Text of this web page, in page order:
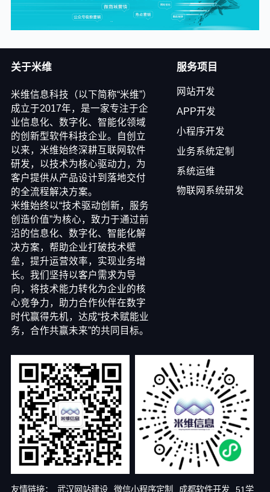
关于米维
米维信息科技（以下简称“米维”）
成立于2017年，是一家专注于企
业信息化、数字化、智能化领域
的创新型软件科技企业。自创立
以来，米维始终深耕互联网软件
研发，以技术为核心驱动力，为
客户提供从产品设计到落地交付
的全流程解决方案。
米维始终以“技术驱动创新，服务
创造价值”为核心，致力于通过前
沿的信息化、数字化、智能化解
决方案，帮助企业打破技术壁
垒，提升运营效率，实现业务增
长。我们坚持以客户需求为导
向，将技术能力转化为企业的核
心竞争力，助力合作伙伴在数字
时代赢得先机，达成“技术赋能业
务，合作共赢未来”的共同目标。
服务项目
网站开发
APP开发
小程序开发
业务系统定制
系统运维
物联网系统研发
友情链接： 武汉网站建设 微信小程序定制 成都软件开发 51学